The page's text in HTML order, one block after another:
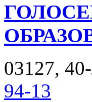
03127,
94-13